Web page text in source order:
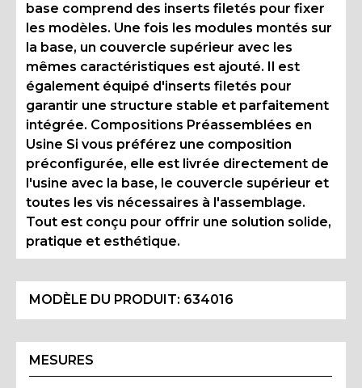
base comprend des inserts filetés pour fixer
les modèles. Une fois les modules montés sur
la base, un couvercle supérieur avec les
mêmes caractéristiques est ajouté. Il est
également équipé d'inserts filetés pour
garantir une structure stable et parfaitement
intégrée. Compositions Préassemblées en
Usine Si vous préférez une composition
préconfigurée, elle est livrée directement de
l'usine avec la base, le couvercle supérieur et
toutes les vis nécessaires à l'assemblage.
Tout est conçu pour offrir une solution solide,
pratique et esthétique.
MODÈLE DU PRODUIT: 634016
MESURES